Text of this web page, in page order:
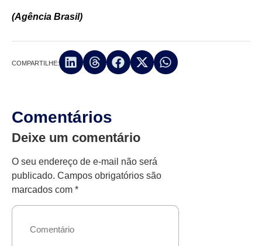
(Agência Brasil)
COMPARTILHE:
Comentários
Deixe um comentário
O seu endereço de e-mail não será
publicado. Campos obrigatórios são
marcados com *